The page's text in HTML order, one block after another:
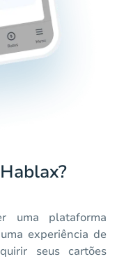
uma plataforma
experiência de
seus cartões